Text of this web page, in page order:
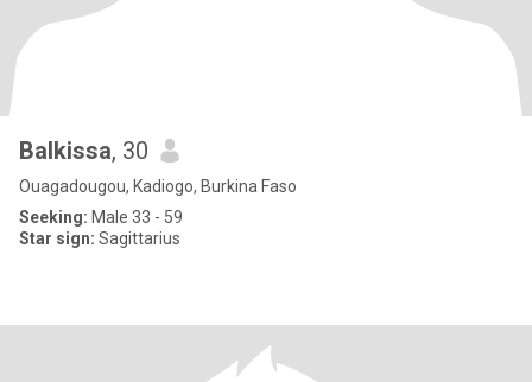
Balkissa, 30
Ouagadougou, Kadiogo, Burkina Faso
Seeking: Male 33 - 59
Star sign: Sagittarius